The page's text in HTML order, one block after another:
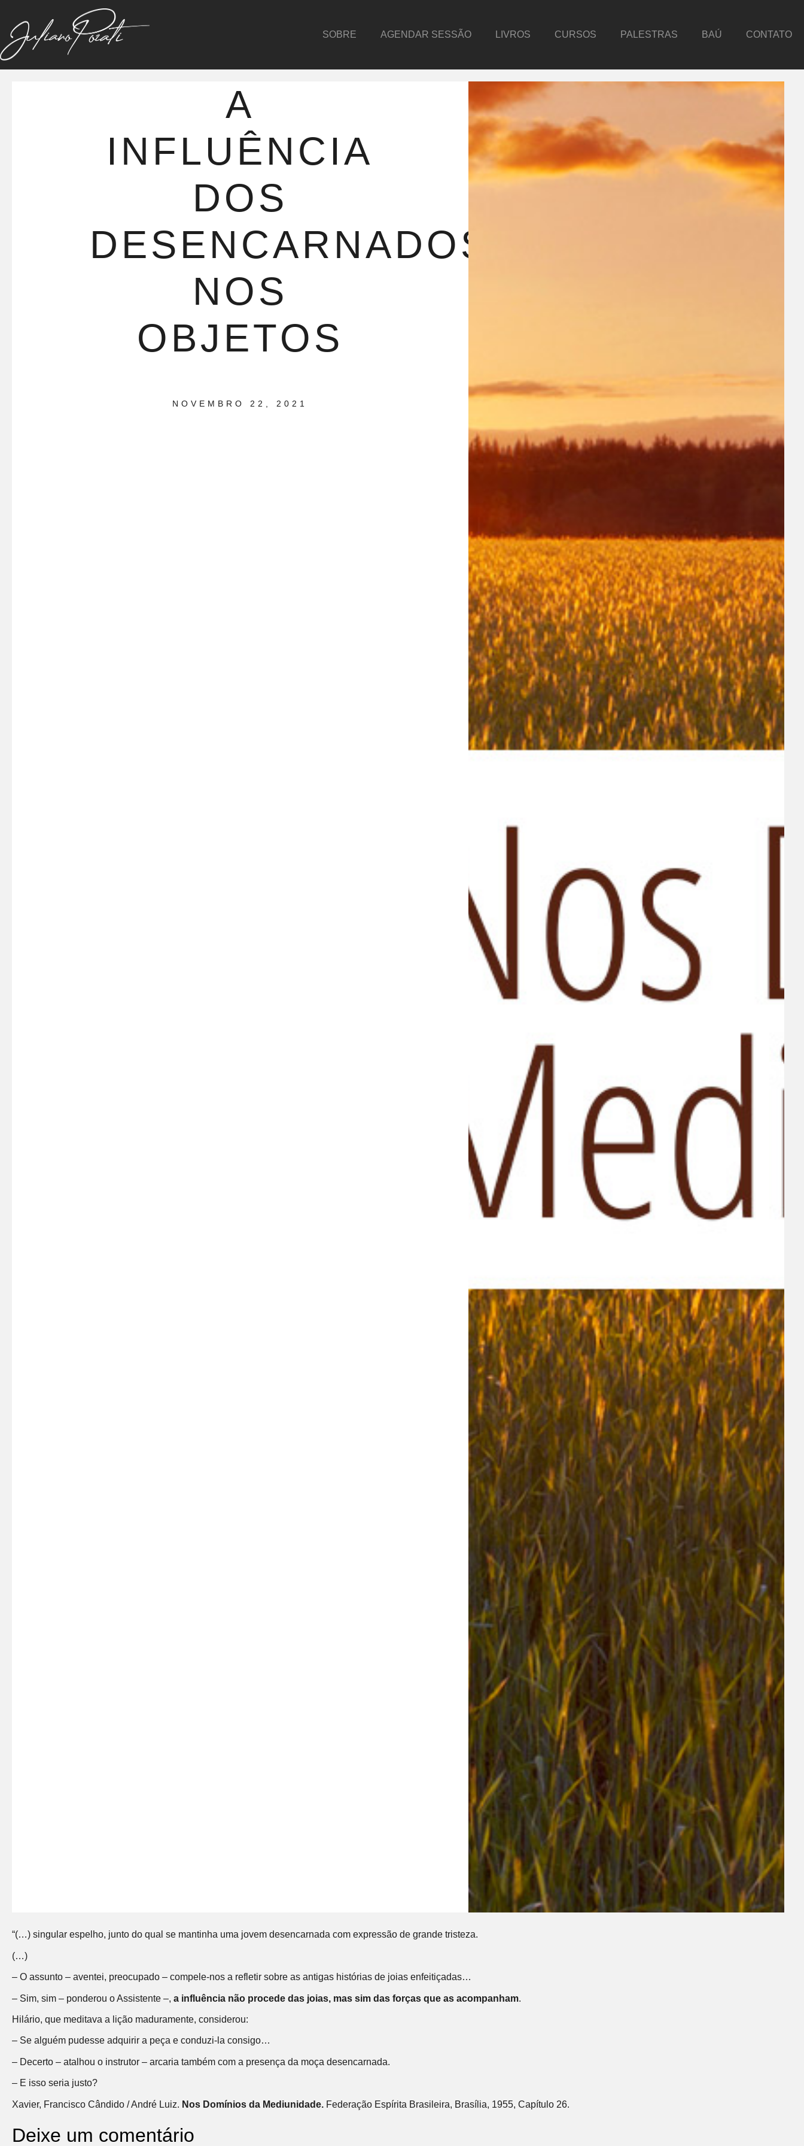
SOBRE AGENDAR SESSÃO LIVROS CURSOS PALESTRAS BAÚ CONTATO
A
INFLUÊNCIA
DOS
DESENCARNADOS
NOS
OBJETOS
NOVEMBRO 22, 2021
“(…) singular espelho, junto do qual se mantinha uma jovem desencarnada com expressão de grande tristeza.
(…)
– O assunto – aventei, preocupado – compele-nos a refletir sobre as antigas histórias de joias enfeitiçadas…
– Sim, sim – ponderou o Assistente –, a influência não procede das joias, mas sim das forças que as acompanham.
Hilário, que meditava a lição maduramente, considerou:
– Se alguém pudesse adquirir a peça e conduzi-la consigo…
– Decerto – atalhou o instrutor – arcaria também com a presença da moça desencarnada.
– E isso seria justo?
Xavier, Francisco Cândido / André Luiz. Nos Domínios da Mediunidade. Federação Espírita Brasileira, Brasília, 1955, Capítulo 26.
Deixe um comentário